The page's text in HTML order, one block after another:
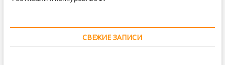
СВЕЖИЕ ЗАПИСИ